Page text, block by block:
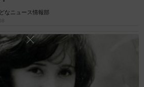
たら、普通においしかったです。コ
いただいたので、中にホワイトソー
て焼いて、グラタンパンとしていた
いしかったです」
なニュース情報部